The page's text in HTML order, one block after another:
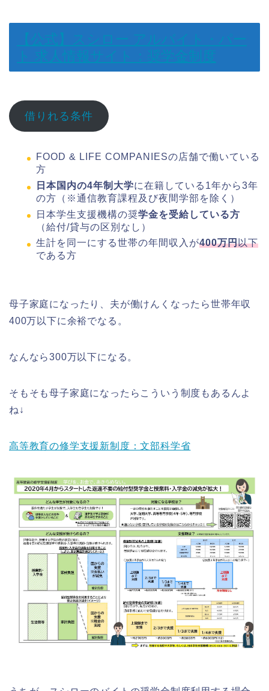
【公式】スシロー アルバイト・パー
ト 求人情報サイト：奨学金制度
借りれる条件
FOOD & LIFE COMPANIESの店舗で働いている
方
日本国内の4年制大学に在籍している1年から3年
の方（※通信教育課程及び夜間学部を除く）
日本学生支援機構の奨学金を受給している方
（給付/貸与の区別なし）
生計を同一にする世帯の年間収入が400万円以下
である方
母子家庭になったり、夫が働けんくなったら世帯年収
400万以下に余裕でなる。
なんなら300万以下になる。
そもそも母子家庭になったらこういう制度もあるんよ
ね↓
高等教育の修学支援新制度：文部科学省